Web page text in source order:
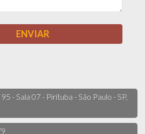
- Sala 07 - Pirituba - São Paulo - SP,